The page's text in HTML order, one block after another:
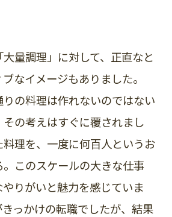
量調理」に対して、正直なと
なイメージもありました。
りの料理は作れないのではない
の考えはすぐに覆されまし
理を、一度に何百人というお
このスケールの大きな仕事
りがいと魅力を感じていま
っかけの転職でしたが、結果